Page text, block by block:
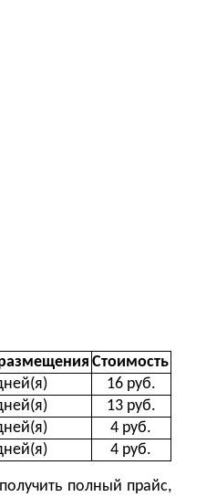
Стоимость
16 руб.
13 руб.
4 руб.
4 руб.
полный прайс,